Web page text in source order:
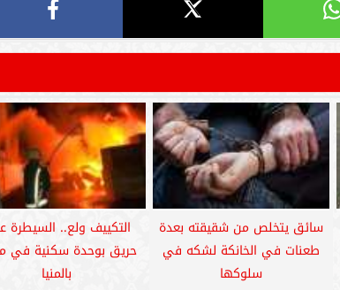
سائق يتخلص من شقيقته بعدة
طعنات في الخانكة لشكه في
سلوكها
التكييف ولع.. السيطرة
حريق بوحدة سكنية في
بالمنيا